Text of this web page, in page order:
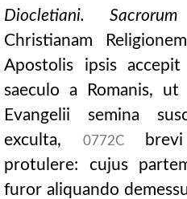
Diocletiani.
Christianam
Apostolis ipsis
saeculo a Romanis,
Evangelii semina
exculta,
0772C
brevi
protulere: cujus
furor aliquando